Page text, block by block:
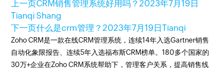
上一页CRM销售管理系统好用吗？ 2023年7月19日
Tianqi Shang
下一页什么是crm管理？ 2023年7月19日Tianqi
Zoho CRM是一款在线CRM管理系统，连续14年入选Gartner销售
自动化象限报告、连续5年入选福布斯CRM榜单。180多个国家的
30万+企业在Zoho CRM系统帮助下，管理客户关系，提高销售线